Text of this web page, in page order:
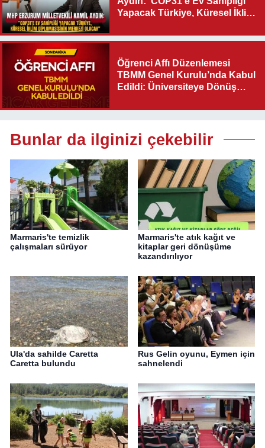
Yapacak Türkiye, Küresel İklim
Olacak"
Öğrenci Affı Düzenlemesi
TBMM Genel Kurulu’nda Kabul
Edildi: Üniversiteye Dönüş
Bunlar da ilginizi çekebilir
Marmaris'te temizlik
çalışmaları sürüyor
Marmaris'te atık kağıt ve
kitaplar geri dönüşüme
kazandırılıyor
Ula'da sahilde Caretta
Caretta bulundu
Rus Gelin oyunu, Eymen için
sahnelendi